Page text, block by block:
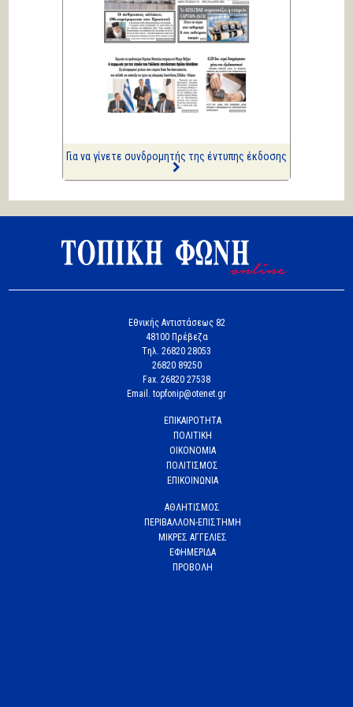
Κική Ζέρβα
Πολιτικά και άλλα
ΑΡΙΩΝ
Ιστορίες Καθημερινής
Τρέλας
συλλήψεις...
Για να γίνετε συνδρομητής της έντυπης έκδοσης
Εθνικής Αντιστάσεως 82
48100 Πρέβεζα
Tηλ. 26820 28053
26820 89250
Fax. 26820 27538
Email. topfonip@otenet.gr
ΕΠΙΚΑΙΡΟΤΗΤΑ
ΠΟΛΙΤΙΚΗ
ΟΙΚΟΝΟΜΙΑ
ΠΟΛΙΤΙΣΜΟΣ
ΕΠΙΚΟΙΝΩΝΙΑ
ΑΘΛΗΤΙΣΜΟΣ
ΠΕΡΙΒΑΛΛΟΝ-ΕΠΙΣΤΗΜΗ
ΜΙΚΡΕΣ ΑΓΓΕΛΙΕΣ
ΕΦΗΜΕΡΙΔΑ
ΠΡΟΒΟΛΗ